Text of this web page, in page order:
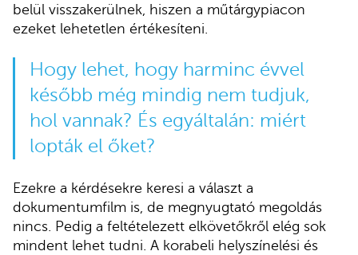
belül visszakerülnek, hiszen a műtárgypiacon
ezeket lehetetlen értékesíteni.
Hogy lehet, hogy harminc évvel
később még mindig nem tudjuk,
hol vannak? És egyáltalán: miért
lopták el őket?
Ezekre a kérdésekre keresi a választ a
dokumentumfilm is, de megnyugtató megoldás
nincs. Pedig a feltételezett elkövetőkről elég sok
mindent lehet tudni. A korabeli helyszínelési és